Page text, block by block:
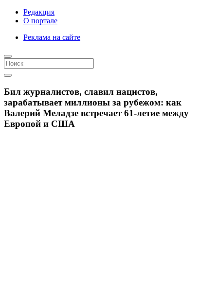
Редакция
О портале
Реклама на сайте
Бил журналистов, славил нацистов,
зарабатывает миллионы за рубежом: как
Валерий Меладзе встречает 61-летие между
Европой и США